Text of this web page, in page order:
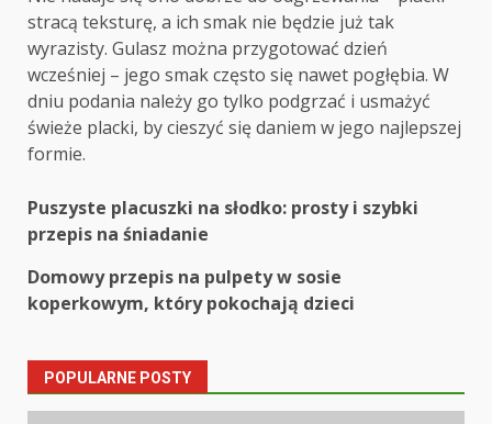
stracą teksturę, a ich smak nie będzie już tak
wyrazisty. Gulasz można przygotować dzień
wcześniej – jego smak często się nawet pogłębia. W
dniu podania należy go tylko podgrzać i usmażyć
świeże placki, by cieszyć się daniem w jego najlepszej
formie.
Post
navigation
Puszyste placuszki na słodko: prosty i szybki
przepis na śniadanie
Domowy przepis na pulpety w sosie
koperkowym, który pokochają dzieci
POPULARNE POSTY